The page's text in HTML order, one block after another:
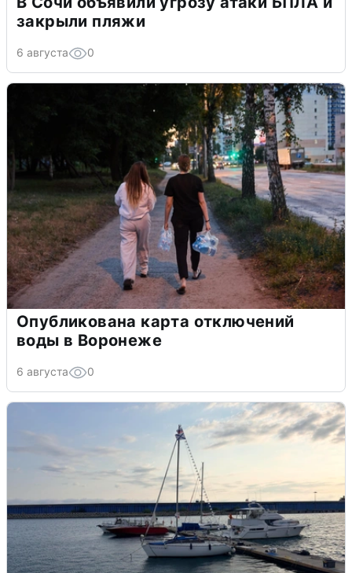
закрыли пляжи
6 августа 0
Опубликована карта отключений
воды в Воронеже
6 августа 0